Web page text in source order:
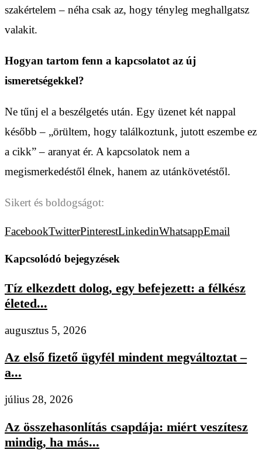
szakértelem – néha csak az, hogy tényleg meghallgatsz
valakit.
Hogyan tartom fenn a kapcsolatot az új
ismeretségekkel?
Ne tűnj el a beszélgetés után. Egy üzenet két nappal
később – „örültem, hogy találkoztunk, jutott eszembe ez
a cikk” – aranyat ér. A kapcsolatok nem a
megismerkedéstől élnek, hanem az utánkövetéstől.
Sikert és boldogságot:
FacebookTwitterPinterestLinkedinWhatsappEmail
Kapcsolódó bejegyzések
Tíz elkezdett dolog, egy befejezett: a félkész
életed...
augusztus 5, 2026
Az első fizető ügyfél mindent megváltoztat –
a...
július 28, 2026
Az összehasonlítás csapdája: miért veszítesz
mindig, ha más...